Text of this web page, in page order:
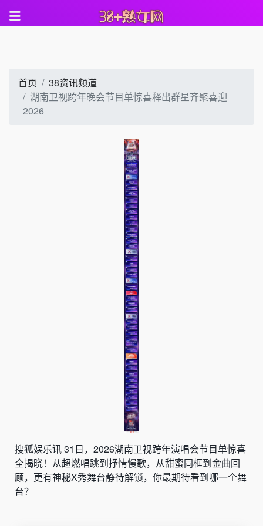
首页
38资讯频道
湖南卫视跨年晚会节目单惊喜释出群星齐聚喜迎
2026
搜狐娱乐讯31日，2026湖南卫视跨年演唱会节目单惊喜
全揭晓！从超燃唱跳到抒情慢歌，从甜蜜同框到金曲回
顾，更有神秘X秀舞台静待解锁，你最期待看到哪一个舞
台？